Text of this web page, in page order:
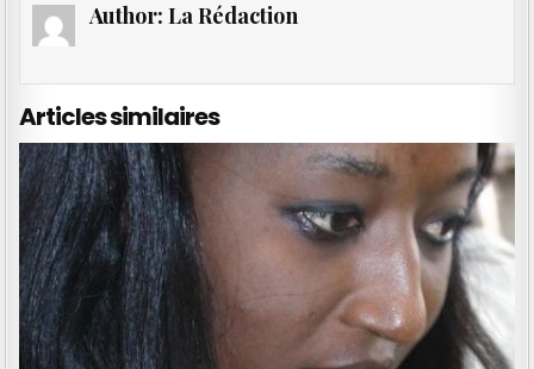
Author: La Rédaction
Articles similaires